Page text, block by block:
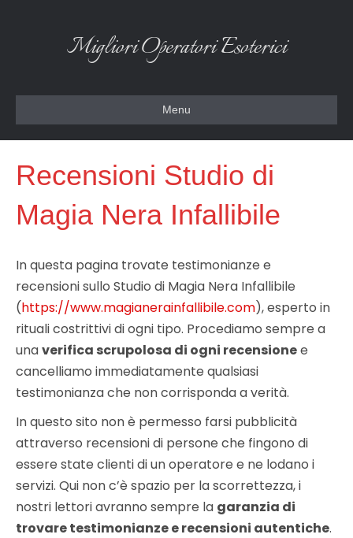
Migliori Operatori Esoterici
Menu
Recensioni Studio di
Magia Nera Infallibile
In questa pagina trovate testimonianze e
recensioni sullo Studio di Magia Nera Infallibile
(https://www.magianerainfallibile.com), esperto in
rituali costrittivi di ogni tipo. Procediamo sempre a
unaverifica scrupolosa di ogni recensionee
cancelliamo immediatamente qualsiasi
testimonianza che non corrisponda a verità.
In questo sito non è permesso farsi pubblicità
attraverso recensioni di persone che fingono di
essere state clienti di un operatore e ne lodano i
servizi. Qui non c’è spazio per la scorrettezza, i
nostri lettori avranno sempre la garanzia di
trovare testimonianze e recensioni autentiche.